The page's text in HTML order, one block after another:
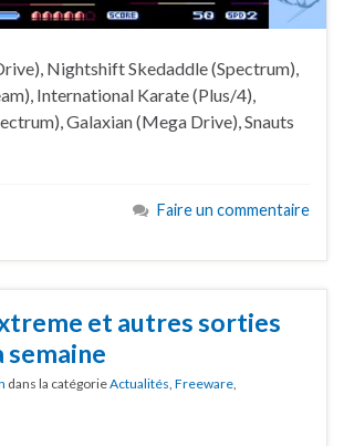
Nightshift Skedaddle (Spectrum),
International Karate (Plus/4),
Galaxian (Mega Drive), Snauts
Faire un commentaire
et autres sorties
semaine
dans la catégorieActualités Freeware